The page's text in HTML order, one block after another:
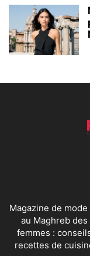
Magazine de
au Maghreb
femmes :
recettes de